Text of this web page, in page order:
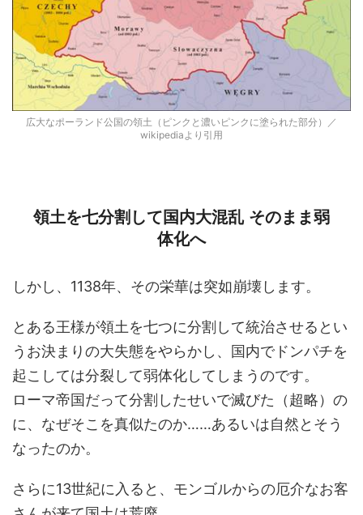
広大なポーランド公国の領土（ピンクと濃いピンクに塗られた部分）／
wikipediaより引用
領土を七分割して国内大混乱 そのまま弱
体化へ
しかし、1138年、その栄華は突如崩壊します。
とある王様が領土を七つに分割して統治させるとい
うお決まりの大失態をやらかし、国内でドンパチを
起こしては分裂して弱体化してしまうのです。
ローマ帝国だって分割したせいで滅びた（超略）の
に、なぜそこを真似たのか……あるいは自然とそう
なったのか。
さらに13世紀に入ると、モンゴルからの厄介なお客